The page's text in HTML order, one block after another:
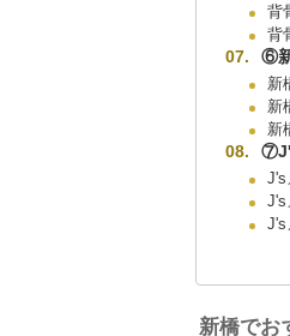
背
背
⑥
新
新
新
J's
J's
J's
新橋でお